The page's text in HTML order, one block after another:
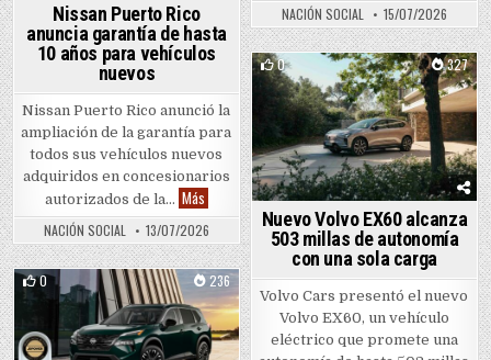
NACIÓN SOCIAL 15/07/2026
Posted in
Nissan Puerto Rico
anuncia garantía de hasta
10 años para vehículos
nuevos
Nissan Puerto Rico anunció la
ampliación de la garantía para
todos sus vehículos nuevos
adquiridos en concesionarios
autorizados de la… MásNissan Puerto Rico anuncia garantía de hasta 10
NACIÓN SOCIAL 13/07/2026
0 327
Posted in
Nuevo Volvo EX60 alcanza
503 millas de autonomía
con una sola carga
Volvo Cars presentó el nuevo
Volvo EX60, un vehículo
eléctrico que promete una
0 236
Posted in